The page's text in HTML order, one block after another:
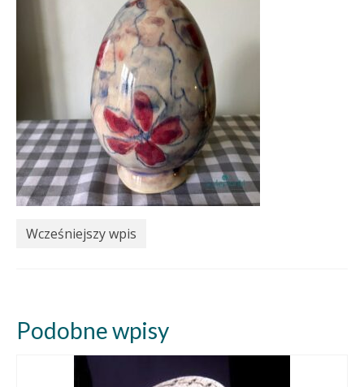
Wcześniejszy wpis
Podobne wpisy